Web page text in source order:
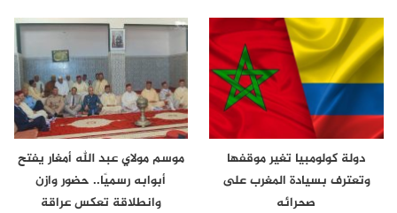
دولة كولومبيا تغير موقفها
وتعترف بسيادة المغرب على
صحرائه
موسم مولاي عبد الله أمغار يفتح
أبوابه رسميًا.. حضور وازن
وانطلاقة تعكس عراقة